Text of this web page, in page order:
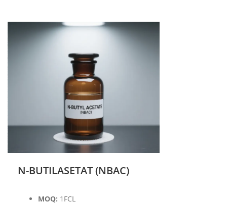
N-BUTILASETAT (NBAC)
MOQ: 1FCL